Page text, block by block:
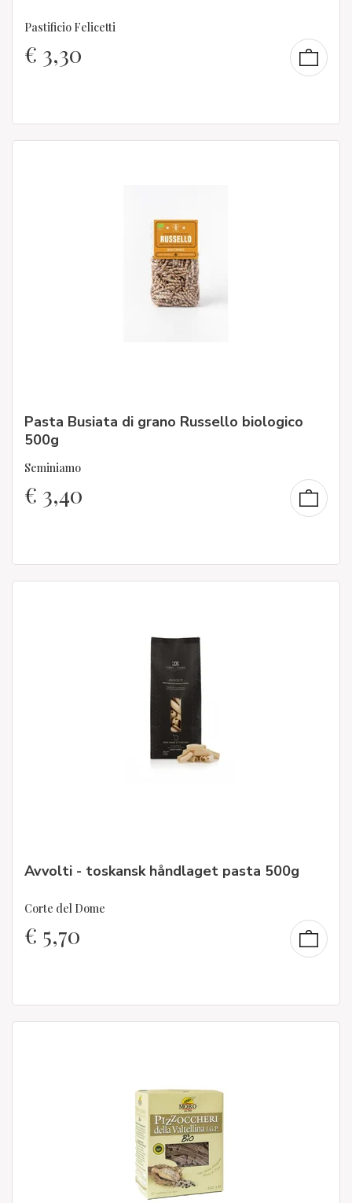
Pastificio Felicetti
€ 3,30
Pasta Busiata di grano Russello biologico
500g
Seminiamo
€ 3,40
Avvolti - toskansk håndlaget pasta 500g
Corte del Dome
€ 5,70